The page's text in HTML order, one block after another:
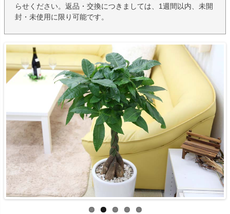
らせください。返品・交換につきましては、1週間以内、未開
封・未使用に限り可能です。